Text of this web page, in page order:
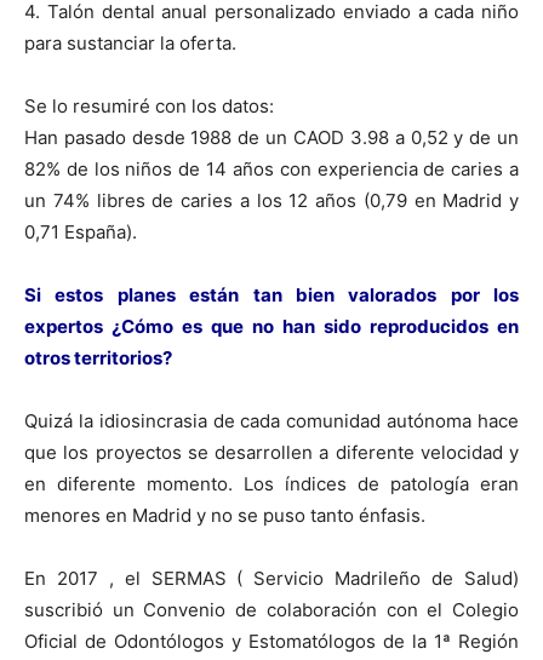
4. Talón dental anual personalizado enviado a cada niño
para sustanciar la oferta.
Se lo resumiré con los datos:
Han pasado desde 1988 de un CAOD 3.98 a 0,52 y de un
82% de los niños de 14 años con experiencia de caries a
un 74% libres de caries a los 12 años (0,79 en Madrid y
0,71 España).
Si estos planes están tan bien valorados por los
expertos ¿Cómo es que no han sido reproducidos en
otros territorios?
Quizá la idiosincrasia de cada comunidad autónoma hace
que los proyectos se desarrollen a diferente velocidad y
en diferente momento. Los índices de patología eran
menores en Madrid y no se puso tanto énfasis.
En 2017 , el SERMAS ( Servicio Madrileño de Salud)
suscribió un Convenio de colaboración con el Colegio
Oficial de Odontólogos y Estomatólogos de la 1ª Región